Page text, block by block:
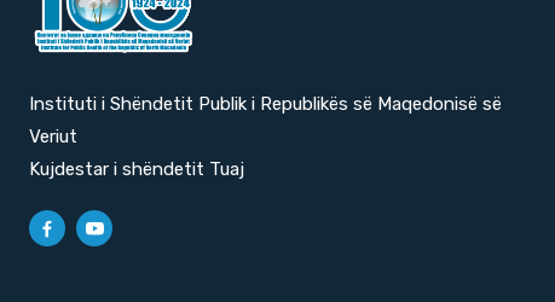
Instituti i Shëndetit Publik i Republikës së Maqedonisë së
Veriut
Kujdestar i shëndetit Tuaj